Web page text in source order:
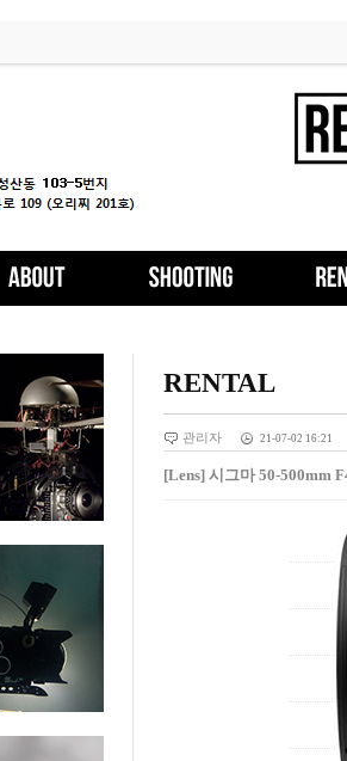
RENTAL
관리자 21-07-02 16:21
[Lens] 시그마 50-500mm